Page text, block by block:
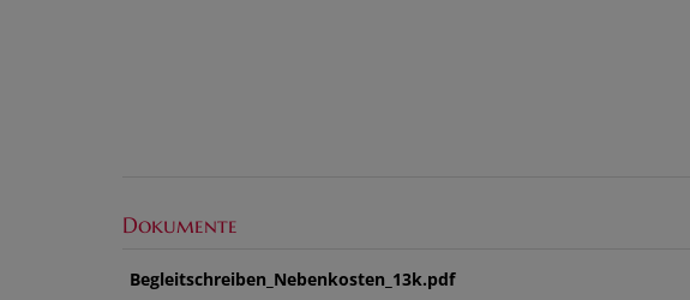
Dokumente
Begleitschreiben_Nebenkosten_13k.pdf